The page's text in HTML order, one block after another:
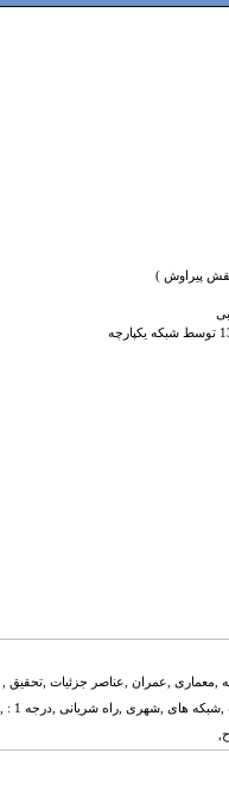
پیراوش )
,معماری ,عمران ,عناصر جزئیات ,تحقیق